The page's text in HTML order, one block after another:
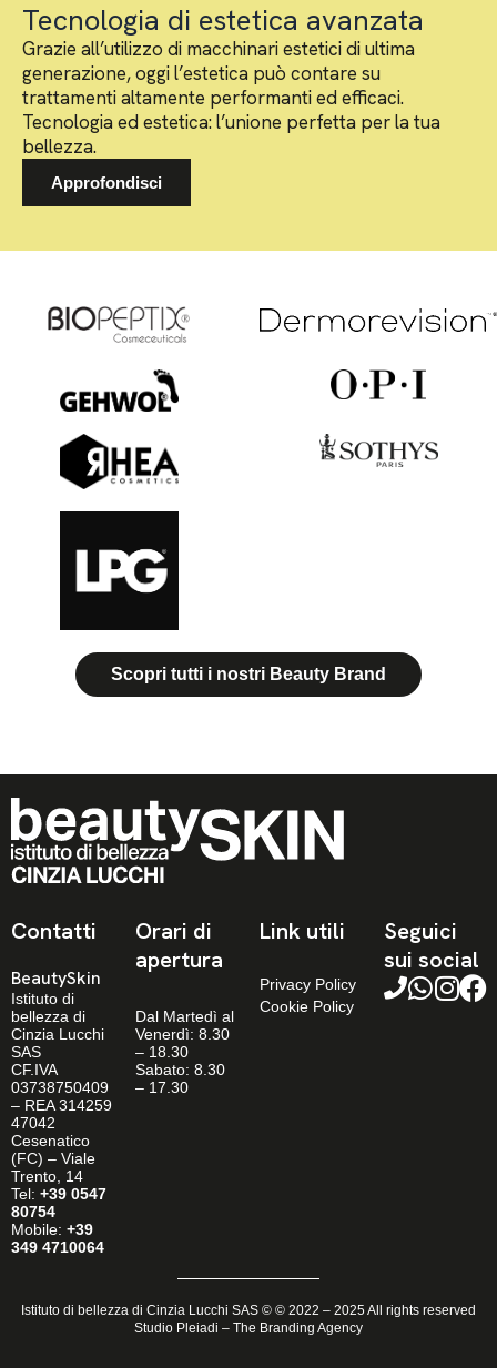
Tecnologia di estetica avanzata
Grazie all’utilizzo di macchinari estetici di ultima
generazione, oggi l’estetica può contare su
trattamenti altamente performanti ed efficaci.
Tecnologia ed estetica: l’unione perfetta per la tua
bellezza.
Approfondisci
Scopri tutti i nostri Beauty Brand
Contatti
BeautySkin
Istituto di
bellezza di
Cinzia Lucchi
SAS
CF.IVA
03738750409
– REA 314259
47042
Cesenatico
(FC) – Viale
Trento, 14
Tel: +39 0547
80754
Mobile: +39
349 4710064
Orari di
apertura
Dal Martedì al
Venerdì: 8.30
– 18.30
Sabato: 8.30
– 17.30
Link utili
Privacy Policy
Cookie Policy
Seguici
sui social
Istituto di bellezza di Cinzia Lucchi SAS © © 2022 – 2025 All rights reserved
Studio Pleiadi – The Branding Agency